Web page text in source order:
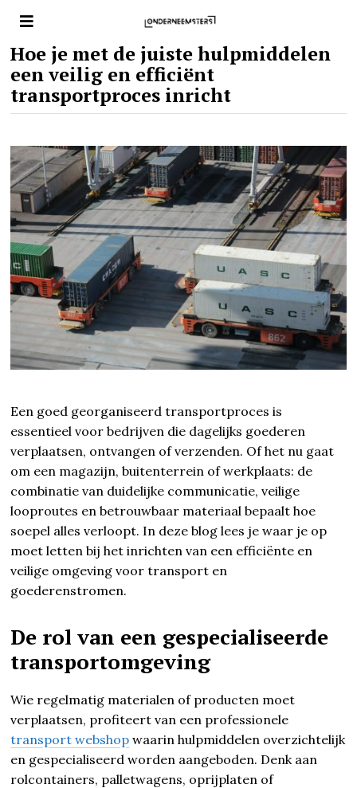
Hoe je met de juiste hulpmiddelen
een veilig en efficiënt
transportproces inricht
Een goed georganiseerd transportproces is
essentieel voor bedrijven die dagelijks goederen
verplaatsen, ontvangen of verzenden. Of het nu gaat
om een magazijn, buitenterrein of werkplaats: de
combinatie van duidelijke communicatie, veilige
looproutes en betrouwbaar materiaal bepaalt hoe
soepel alles verloopt. In deze blog lees je waar je op
moet letten bij het inrichten van een efficiënte en
veilige omgeving voor transport en
goederenstromen.
De rol van een gespecialiseerde
transportomgeving
Wie regelmatig materialen of producten moet
verplaatsen, profiteert van een professionele
transport webshop waarin hulpmiddelen overzichtelijk
en gespecialiseerd worden aangeboden. Denk aan
rolcontainers, palletwagens, oprijplaten of